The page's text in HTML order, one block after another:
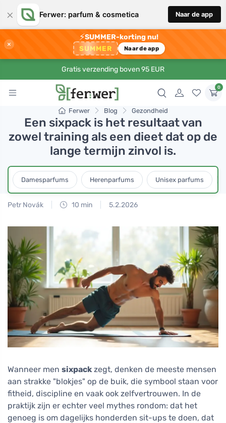
× Ferwer: parfum & cosmetica Naar de app
×
⚡SUMMER-korting nu!
SUMMER Naar de app
Gratis verzending boven 95 EUR
0
Ferwer Blog Gezondheid
Een sixpack is het resultaat van
zowel training als een dieet dat op de
lange termijn zinvol is.
Damesparfums Herenparfums Unisex parfums
Petr Novák 10 min 5.2.2026
Wanneer men sixpack zegt, denken de meeste mensen
aan strakke "blokjes" op de buik, die symbool staan voor
fitheid, discipline en vaak ook zelfvertrouwen. In de
praktijk zijn er echter veel mythes rondom: dat het
genoeg is om dagelijks honderden sit-ups te doen, dat